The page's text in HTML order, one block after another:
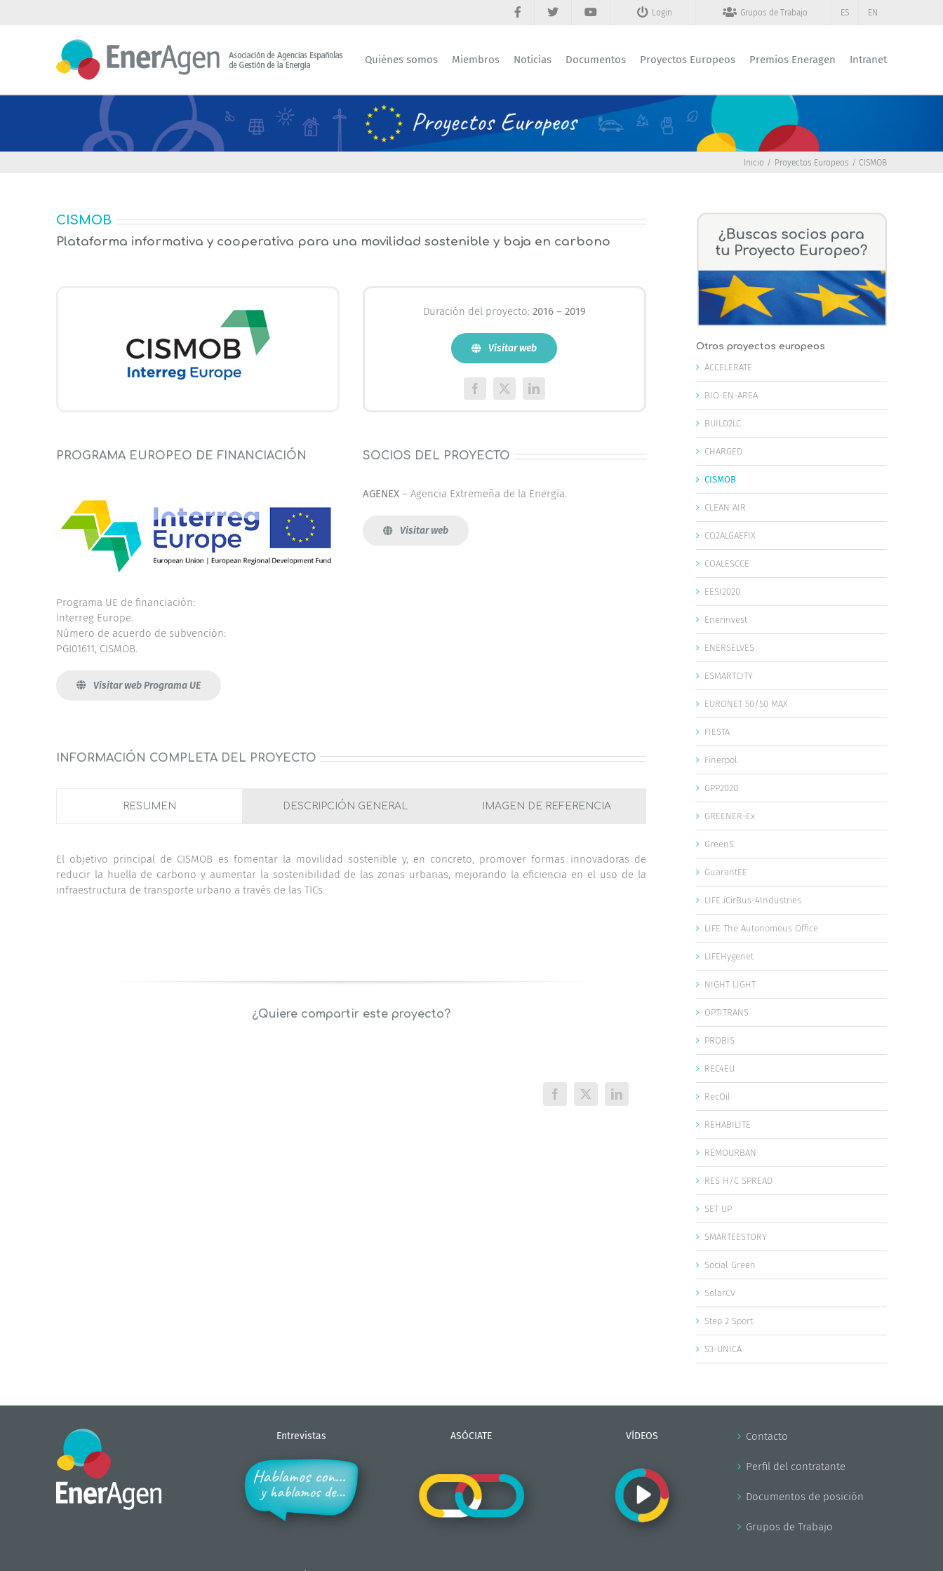
Login Grupos de Trabajo ES EN
Quiénes somos Miembros Noticias Documentos Proyectos Europeos Premios Eneragen Intranet
Inicio Proyectos Europeos CISMOB
CISMOB
Plataforma informativa y cooperativa para una movilidad sostenible y baja en carbono
Duración del proyecto: 2016 – 2019
Visitar web
PROGRAMA EUROPEO DE FINANCIACIÓN
Programa UE de financiación:
Interreg Europe.
Número de acuerdo de subvención:
PGI01611, CISMOB.
Visitar web Programa UE
SOCIOS DEL PROYECTO
AGENEX – Agencia Extremeña de la Energía.
Visitar web
INFORMACIÓN COMPLETA DEL PROYECTO
RESUMEN DESCRIPCIÓN GENERAL IMAGEN DE REFERENCIA
El objetivo principal de CISMOB es fomentar la movilidad sostenible y, en concreto, promover formas innovadoras de
reducir la huella de carbono y aumentar la sostenibilidad de las zonas urbanas, mejorando la eficiencia en el uso de la
infraestructura de transporte urbano a través de las TICs.
¿Quiere compartir este proyecto?
Otros proyectos europeos
ACCELERATE
BIO-EN-AREA
BUILD2LC
CHARGED
CISMOB
CLEAN AIR
CO2ALGAEFIX
COALESCCE
EESI2020
Enerinvest
ENERSELVES
ESMARTCITY
EURONET 50/50 MAX
FIESTA
Finerpol
GPP2020
GREENER-Ex
GreenS
GuarantEE
LIFE iCirBus-4Industries
LIFE The Autonomous Office
LIFEHygenet
NIGHT LIGHT
OPTITRANS
PROBIS
REC4EU
RecOil
REHABILITE
REMOURBAN
RES H/C SPREAD
SET UP
SMARTEESTORY
Social Green
SolarCV
Step 2 Sport
S3-UNICA
Entrevistas ASÓCIATE VÍDEOS Contacto
Perfil del contratante
Documentos de posición
Grupos de Trabajo